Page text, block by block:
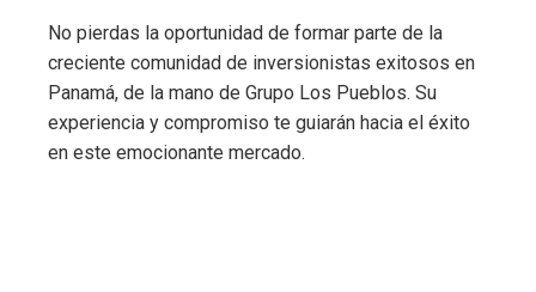
No pierdas la oportunidad de formar parte de la
creciente comunidad de inversionistas exitosos en
Panamá, de la mano de Grupo Los Pueblos. Su
experiencia y compromiso te guiarán hacia el éxito
en este emocionante mercado.